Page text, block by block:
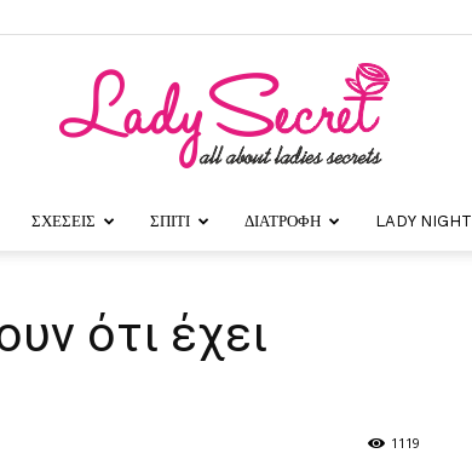
ΣΧΕΣΕΙΣ ΣΠΙΤΙ ΔΙΑΤΡΟΦΗ LADY NIGHT
ότι έχει
1119